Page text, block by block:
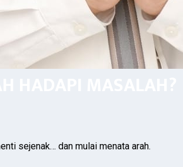
sejenak… dan mulai menata arah.